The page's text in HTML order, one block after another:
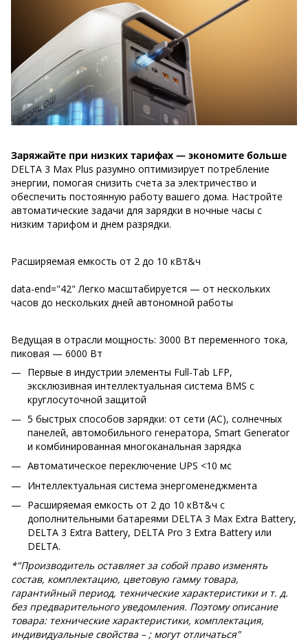
Заряжайте при низких тарифах — экономите больше
DELTA 3 Max Plus разумно оптимизирует потребление
энергии, помогая снизить счета за электричество и
обеспечить постоянную работу вашего дома. Настройте
автоматические задачи для зарядки в ночные часы с
низким тарифом и днем ​​разрядки.
Расширяемая емкость от 2 до 10 кВт&ч
data-end="42" Легко масштабируется — от нескольких
часов до нескольких дней автономной работы
Ведущая в отрасли мощность: 3000 Вт переменного тока,
пиковая — 6000 Вт
Первые в индустрии элементы Full-Tab LFP,
эксклюзивная интеллектуальная система BMS с
круглосуточной защитой
5 быстрых способов зарядки: от сети (AC), солнечных
панелей, автомобильного генератора, Smart Generator
и комбинированная многоканальная зарядка
Автоматическое переключение UPS <10 мс
Интеллектуальная система энергоменеджмента
Расширяемая емкость от 2 до 10 кВт&ч с
дополнительными батареями DELTA 3 Max Extra Battery,
DELTA 3 Extra Battery, DELTA Pro 3 Extra Battery или
DELTA.
*"Производитель оставляет за собой право изменять
состав, комплектацию, цветовую гамму товара,
гарантийный период, технические характеристики и т. д.
без предварительного уведомления. Поэтому описание
товара: технические характеристики, комплектация,
индивидуальные свойства – ; могут отличаться"